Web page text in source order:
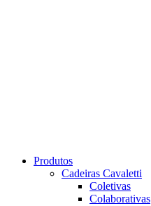
Produtos
Cadeiras Cavaletti
Coletivas
Colaborativas